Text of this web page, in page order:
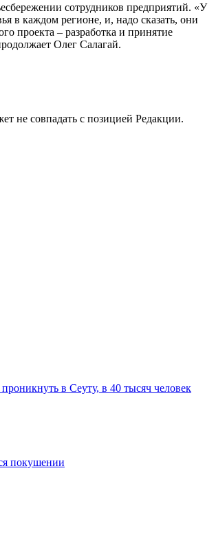
сотрудников предприятий. «У
в каждом регионе, и, надо сказать, они
проекта – разработка и принятие
Олег Салагай.
не совпадать с позицией Редакции.